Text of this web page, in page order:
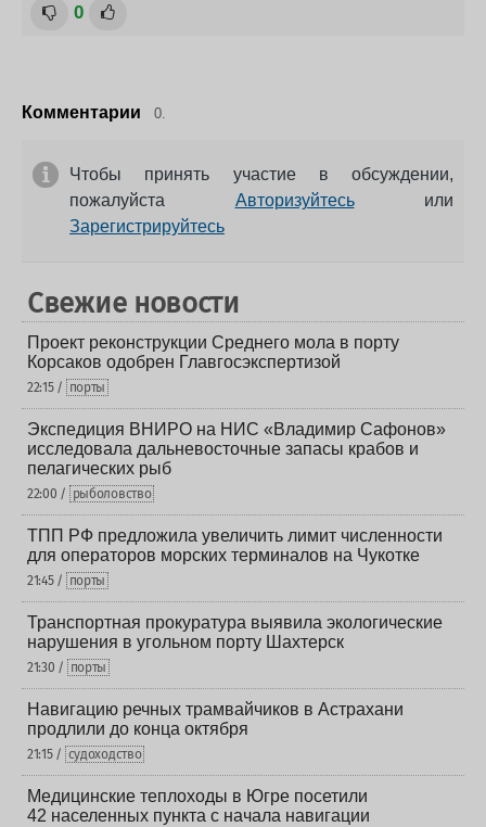
0
Комментарии 0.
Чтобы принять участие в обсуждении,
пожалуйста Авторизуйтесьили
Зарегистрируйтесь
Свежие новости
Проект реконструкции Среднего мола в порту
Корсаков одобрен Главгосэкспертизой
22:15 / порты
Экспедиция ВНИРО на НИС «Владимир Сафонов»
исследовала дальневосточные запасы крабов и
пелагических рыб
22:00 / рыболовство
ТПП РФ предложила увеличить лимит численности
для операторов морских терминалов на Чукотке
21:45 / порты
Транспортная прокуратура выявила экологические
нарушения в угольном порту Шахтерск
21:30 / порты
Навигацию речных трамвайчиков в Астрахани
продлили до конца октября
21:15 / судоходство
Медицинские теплоходы в Югре посетили
42 населенных пункта с начала навигации